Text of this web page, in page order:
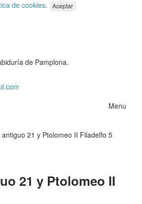
de cookies. Aceptar
de Pamplona.
Menu
antiguo 21 y Ptolomeo II Filadelfo 5
21 y Ptolomeo II